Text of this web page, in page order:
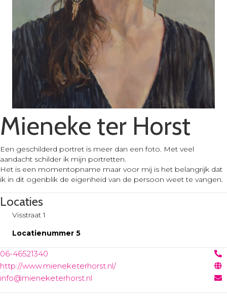
Mieneke ter Horst
Een geschilderd portret is meer dan een foto. Met veel
aandacht schilder ik mijn portretten.
Het is een momentopname maar voor mij is het belangrijk dat
ik in dit ogenblik de eigenheid van de persoon weet te vangen.
Locaties
Visstraat 1
Locatienummer 5
06-46521340
http://www.mieneketerhorst.nl/
info@mieneketerhorst.nl